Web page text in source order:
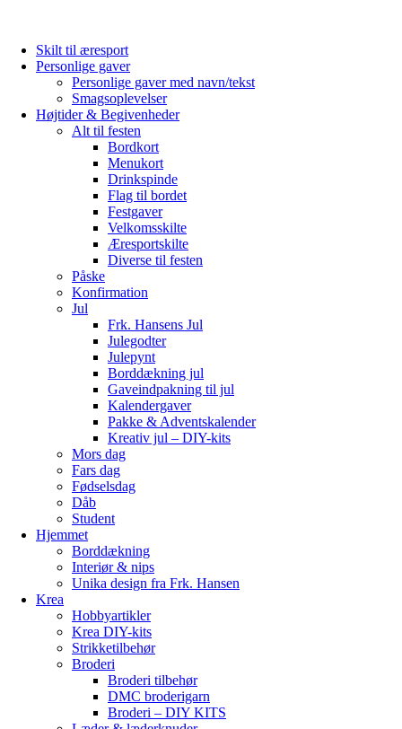
Skilt til æresport
Personlige gaver
Personlige gaver med navn/tekst
Smagsoplevelser
Højtider & Begivenheder
Alt til festen
Bordkort
Menukort
Drinkspinde
Flag til bordet
Festgaver
Velkomsskilte
Æresportskilte
Diverse til festen
Påske
Konfirmation
Jul
Frk. Hansens Jul
Julegodter
Julepynt
Borddækning jul
Gaveindpakning til jul
Kalendergaver
Pakke & Adventskalender
Kreativ jul – DIY-kits
Mors dag
Fars dag
Fødselsdag
Dåb
Student
Hjemmet
Borddækning
Interiør & nips
Unika design fra Frk. Hansen
Krea
Hobbyartikler
Krea DIY-kits
Strikketilbehør
Broderi
Broderi tilbehør
DMC broderigarn
Broderi – DIY KITS